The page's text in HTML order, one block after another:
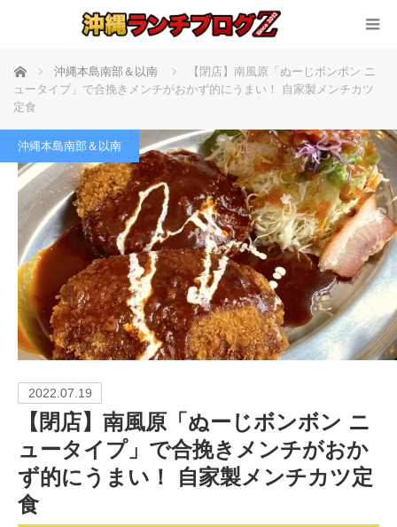
ホーム 沖縄本島南部＆以南
【閉店】南風原「ぬーじボンボン ニ
ュータイプ」で合挽きメンチがおかず的にうまい！ 自家製メンチカツ
定食
沖縄本島南部＆以南
2022.07.19
【閉店】南風原「ぬーじボンボン ニ
ュータイプ」で合挽きメンチがおか
ず的にうまい！ 自家製メンチカツ定
食